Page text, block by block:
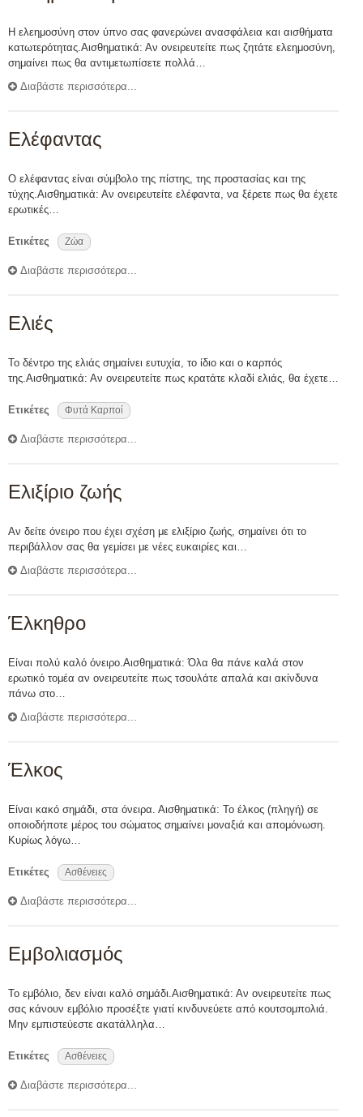
Η ελεημοσύνη στον ύπνο σας φανερώνει ανασφάλεια και αισθήματα
κατωτερότητας.Αισθηματικά: Αν ονειρευτείτε πως ζητάτε ελεημοσύνη,
σημαίνει πως θα αντιμετωπίσετε πολλά…
Διαβάστε περισσότερα...
Ελέφαντας
Ο ελέφαντας είναι σύμβολο της πίστης, της προστασίας και της
τύχης.Αισθηματικά: Αν ονειρευτείτε ελέφαντα, να ξέρετε πως θα έχετε
ερωτικές…
Ετικέτες Ζώα
Διαβάστε περισσότερα...
Ελιές
Το δέντρο της ελιάς σημαίνει ευτυχία, το ίδιο και ο καρπός
της.Αισθηματικά: Αν ονειρευτείτε πως κρατάτε κλαδί ελιάς, θα έχετε…
Ετικέτες Φυτά Καρποί
Διαβάστε περισσότερα...
Ελιξίριο ζωής
Αν δείτε όνειρο που έχει σχέση με ελιξίριο ζωής, σημαίνει ότι το
περιβάλλον σας θα γεμίσει με νέες ευκαιρίες και…
Διαβάστε περισσότερα...
Έλκηθρο
Είναι πολύ καλό όνειρο.Αισθηματικά: Όλα θα πάνε καλά στον
ερωτικό τομέα αν ονειρευτείτε πως τσουλάτε απαλά και ακίνδυνα
πάνω στο…
Διαβάστε περισσότερα...
Έλκος
Είναι κακό σημάδι, στα όνειρα. Αισθηματικά: Το έλκος (πληγή) σε
οποιοδήποτε μέρος του σώματος σημαίνει μοναξιά και απομόνωση.
Κυρίως λόγω…
Ετικέτες Ασθένειες
Διαβάστε περισσότερα...
Εμβολιασμός
Το εμβόλιο, δεν είναι καλό σημάδι.Αισθηματικά: Αν ονειρευτείτε πως
σας κάνουν εμβόλιο προσέξτε γιατί κινδυνεύετε από κουτσομπολιά.
Μην εμπιστεύεστε ακατάλληλα…
Ετικέτες Ασθένειες
Διαβάστε περισσότερα...